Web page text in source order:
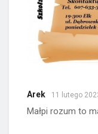
Arek 11 lutego
Małpi rozum to